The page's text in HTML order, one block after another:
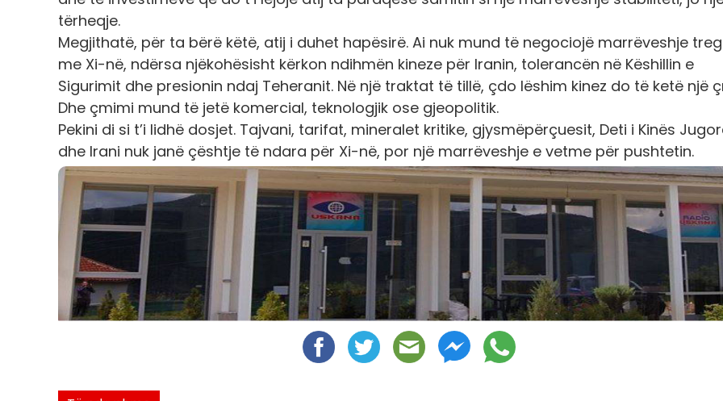
tërheqje.
Megjithatë, për ta bërë këtë, atij i duhet hapësirë. Ai nuk mund të negociojë marrëveshje
me Xi-në, ndërsa njëkohësisht kërkon ndihmën kineze për Iranin, tolerancën në Këshillin e
Sigurimit dhe presionin ndaj Teheranit. Në një traktat të tillë, çdo lëshim kinez do të ketë një
Dhe çmimi mund të jetë komercial, teknologjik ose gjeopolitik.
Pekini di si t’i lidhë dosjet. Tajvani, tarifat, mineralet kritike, gjysmëpërçuesit, Deti i Kinës
dhe Irani nuk janë çështje të ndara për Xi-në, por një marrëveshje e vetme për pushtetin.